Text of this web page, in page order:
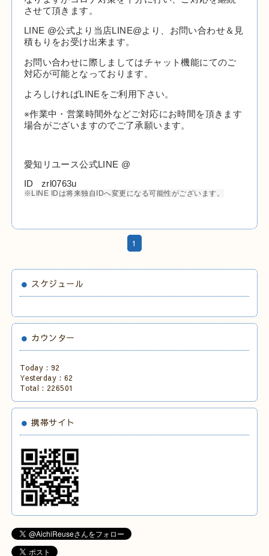
させて頂きます。
LINE @公式より当店LINE@より、お問い合わせ＆見
積もりをお受け出来ます。
お問い合わせに際しましてはチャット機能にてのご
対応が可能となっております。
よろしければLINEをご利用下さい。
※作業中・営業時間外などご対応にお時間を頂きます
場合がございますのでご了承願います。
愛知リユース公式LINE @
ID zrl0763u
※LINE IDは将来独自IDへ変更になる可能性がございます。
1
スケジュール
カウンター
Today : 92
Yesterday : 62
Total : 226501
携帯サイト